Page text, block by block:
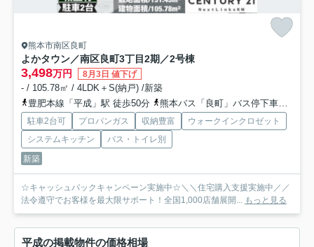
熊本市南区良町
よかタウン／南区良町3丁目2期／2号棟
3,498万円 8月3日 値下げ
- / 105.78㎡ / 4LDK＋S(納戸) /新築
豊肥本線「平成」駅 徒歩50分
熊本バス「良町」バス停下車 徒歩7分
駐車2台可 プロパンガス 収納豊富
ウォークインクロゼット
システムキッチン
バス・トイレ別
新築
☆キャッシュバックキャンペーン実施中☆＼＼住宅購入支援実施中／／
法令遵守でお客様を最大限サポート！全国1,000店舗展開... もっと見る
平成の掲載物件の価格相場